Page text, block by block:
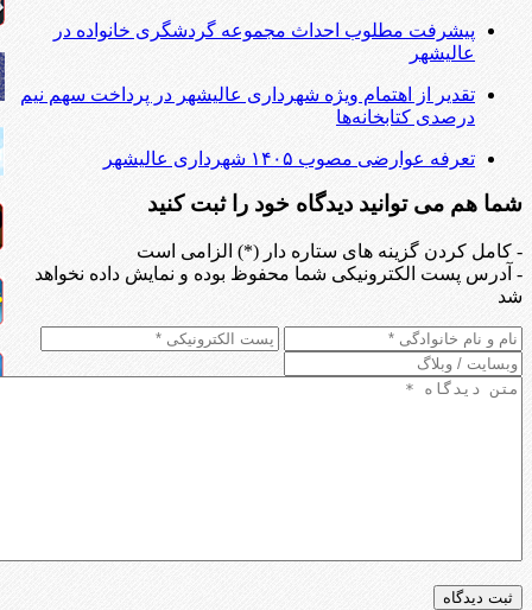
پیشرفت مطلوب احداث مجموعه گردشگری خانواده در
عالیشهر
تقدیر از اهتمام ویژه شهرداری عالیشهر در پرداخت سهم نیم
درصدی کتابخانه‌ها
تعرفه عوارضی مصوب ۱۴۰۵ شهرداری عالیشهر
شما هم می توانید دیدگاه خود را ثبت کنید
- کامل کردن گزینه های ستاره دار (*) الزامی است
- آدرس پست الکترونیکی شما محفوظ بوده و نمایش داده نخواهد
شد